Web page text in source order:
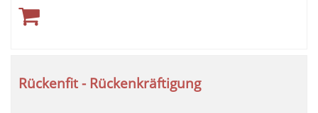
Rückenfit - Rückenkräftigung